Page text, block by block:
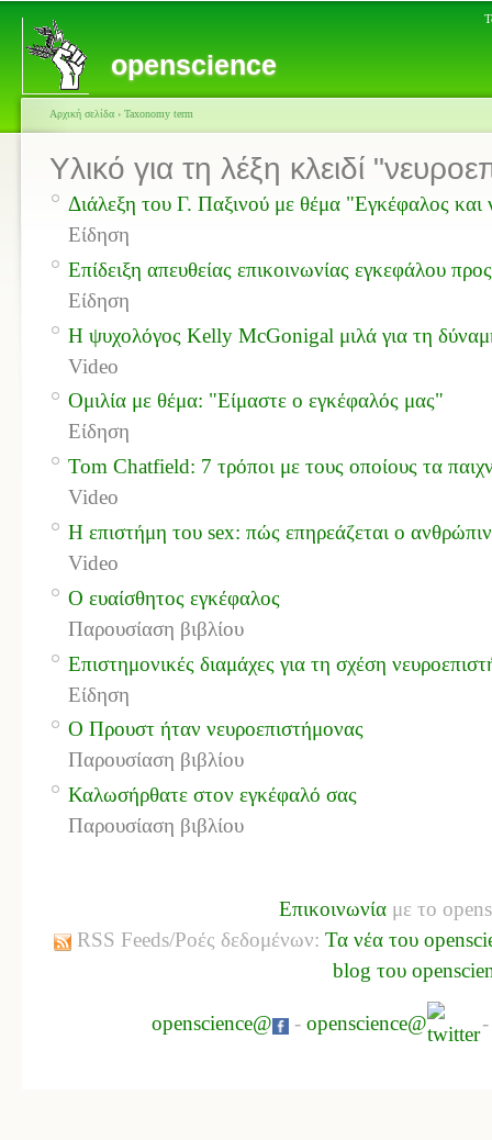
openscience
Αρχική σελίδα › Taxonomy term
Υλικό για τη λέξη κλειδί
Διάλεξη του Γ. Παξινού με θέμα "Εγκέφαλος και
Είδηση
Επίδειξη απευθείας επικοινωνίας εγκεφάλου
Είδηση
Η ψυχολόγος Kelly McGonigal μιλά για τη
Video
Oμιλία με θέμα: "Είμαστε ο εγκέφαλός μας"
Είδηση
Tom Chatfield: 7 τρόποι με τους οποίους τα
Video
Η επιστήμη του sex: πώς επηρεάζεται ο
Video
Ο ευαίσθητος εγκέφαλος
Παρουσίαση βιβλίου
Επιστημονικές διαμάχες για τη σχέση
Είδηση
Ο Προυστ ήταν νευροεπιστήμονας
Παρουσίαση βιβλίου
Καλωσήρθατε στον εγκέφαλό σας
Παρουσίαση βιβλίου
Επικοινωνία με το
RSS Feeds/Ροές δεδομένων: Τα νέα του
blog του
openscience@ - openscience@